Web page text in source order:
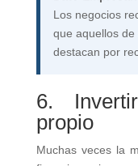
Los negocios
que aquellos
destacan por
6.
propio
Muchas veces la